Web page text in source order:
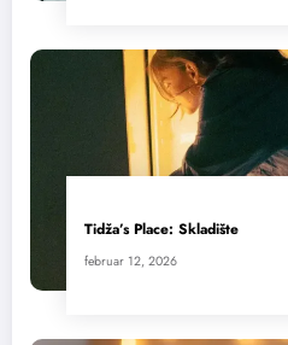
Tidža’s Place: Skladište
februar 12, 2026